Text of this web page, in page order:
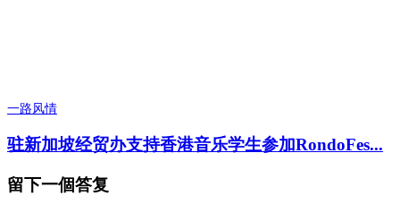
一路风情
驻新加坡经贸办支持香港音乐学生参加RondoFes...
留下一個答复